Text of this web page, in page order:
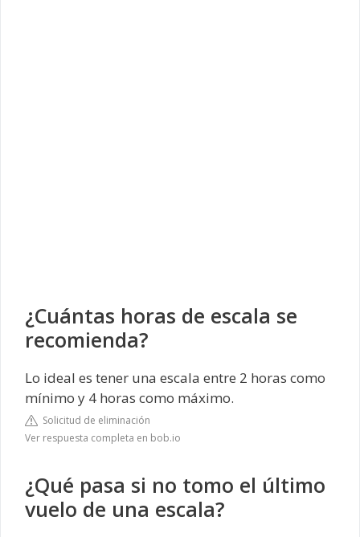
¿Cuántas horas de escala se
recomienda?
Lo ideal es tener una escala entre 2 horas como
mínimo y 4 horas como máximo.
Solicitud de eliminación
Ver respuesta completa en bob.io
¿Qué pasa si no tomo el último
vuelo de una escala?